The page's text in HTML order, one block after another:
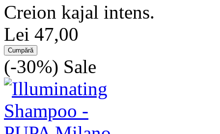
Creion kajal intens.
Lei 47,00
Cumpără
(-30%) Sale